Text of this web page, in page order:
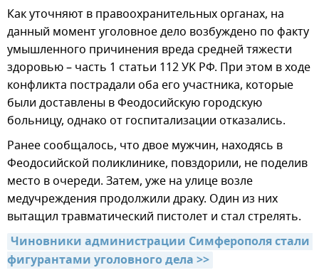
Как уточняют в правоохранительных органах, на
данный момент уголовное дело возбуждено по факту
умышленного причинения вреда средней тяжести
здоровью – часть 1 статьи 112 УК РФ. При этом в ходе
конфликта пострадали оба его участника, которые
были доставлены в Феодосийскую городскую
больницу, однако от госпитализации отказались.
Ранее сообщалось, что двое мужчин, находясь в
Феодосийской поликлинике, повздорили, не поделив
место в очереди. Затем, уже на улице возле
медучреждения продолжили драку. Один из них
вытащил травматический пистолет и стал стрелять.
Чиновники администрации Симферополя стали
фигурантами уголовного дела >>